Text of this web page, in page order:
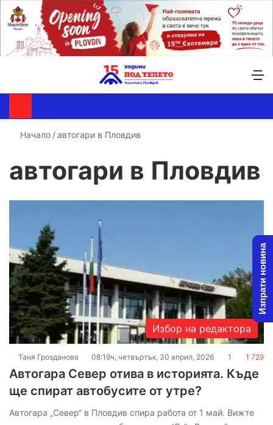
Начало /автогари в Пловдив
автогари в Пловдив
Избор на редактора
Таня Грозданова 08:19ч, четвъртък, 30 април, 2026 1 1 729
Автогара Север отива в историята. Къде
ще спират автобусите от утре?
Автогара „Север“ в Пловдив спира работа от 1 май. Вижте
Изпрати новина